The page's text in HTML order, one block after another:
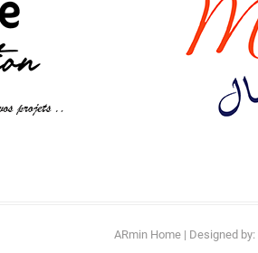
ARmin Home | Designed by: